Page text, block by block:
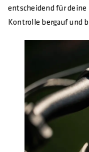
MAXIMALES
8
DIN/ASTM
entscheidend für
Kontrolle bergauf und